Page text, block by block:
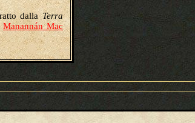
dallaTerra
Manannán Mac